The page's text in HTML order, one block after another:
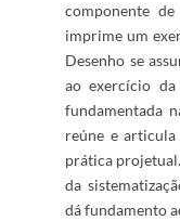
componente
imprime um
Desenho se
ao exercício da
fundamentada
reúne e
prátic​a
da
dá fundamento